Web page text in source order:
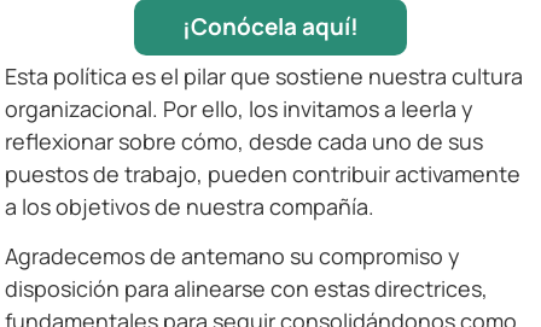
¡Conócela aquí!
Esta política es el pilar que sostiene nuestra cultura
organizacional. Por ello, los invitamos a leerla y
reflexionar sobre cómo, desde cada uno de sus
puestos de trabajo, pueden contribuir activamente
a los objetivos de nuestra compañía.
Agradecemos de antemano su compromiso y
disposición para alinearse con estas directrices,
fundamentales para seguir consolidándonos como